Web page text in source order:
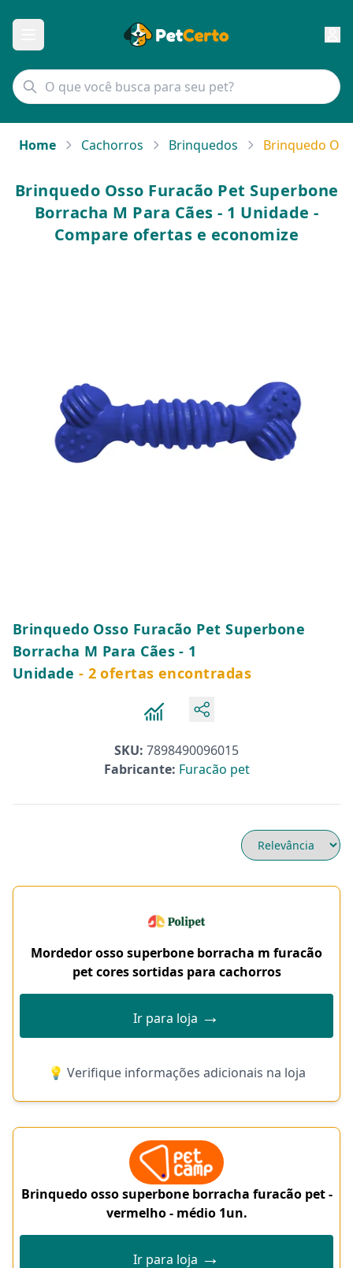
Home Cachorros Brinquedos Brinquedo
Brinquedo Osso Furacão Pet Superbone
Borracha M Para Cães - 1 Unidade -
Compare ofertas e economize
Brinquedo Osso Furacão Pet Superbone
Borracha M Para Cães - 1
Unidade - 2 ofertas encontradas
SKU: 7898490096015
Fabricante: Furacão pet
Mordedor osso superbone borracha m furacão
pet cores sortidas para cachorros
Ir para loja →
💡 Verifique informações adicionais na loja
Brinquedo osso superbone borracha furacão pet -
vermelho - médio 1un.
Ir para loja →